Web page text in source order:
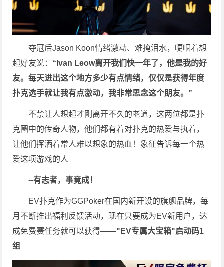
夺冠后Jason Koon情绪激动、难掩泪水，哽咽着想
起好友说： “Ivan Leow离开我们快一年了，他是我的好
友。每天进出这个地方多少有点情绪，仅仅是获得年度
扑克选手就让我有点激动，我非常思念这个朋友。”
不禁让人想起才刚离开不久的老道，这两位都是扑
克圈中的传奇人物，他们都有着对扑克的热爱与执着，
让他们挥洒着常人难以想象的热血！象征告诉每一个热
爱这项游戏的人
--有志者，事竟成！
EV扑克作为GGPoker在国内新开设的旗舰品牌，每
月不断推出福利反馈活动，现在只要成为EV新用户，达
成免费赛任务就可以获得——"EV专属大宝箱"启动码1
组